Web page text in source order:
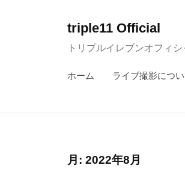
triple11 Official
トリプルイレブンオフィシ
ホーム ライブ撮影につ
月: 2022年8月